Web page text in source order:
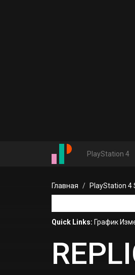
PlayStation 4
Главная PlayStation 4
Quick Links: График